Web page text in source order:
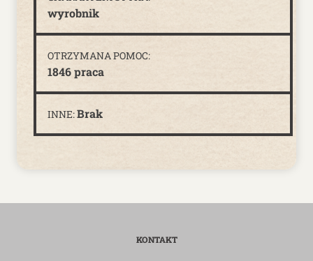
wyrobnik
OTRZYMANA POMOC:
1846 praca
INNE:Brak
KONTAKT